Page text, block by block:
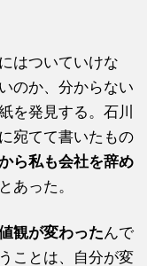
はついていけな
のか、分からない
を発見する。石川
宛てて書いたもの
ら私も会社を辞め
あった。
観が変わったんで
ことは、自分が変